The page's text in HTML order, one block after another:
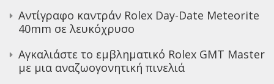
Αντίγραφο καντράν Rolex Day-Date Meteorite
40mm σε λευκόχρυσο
Αγκαλιάστε το εμβληματικό Rolex GMT Master
με μια αναζωογονητική πινελιά